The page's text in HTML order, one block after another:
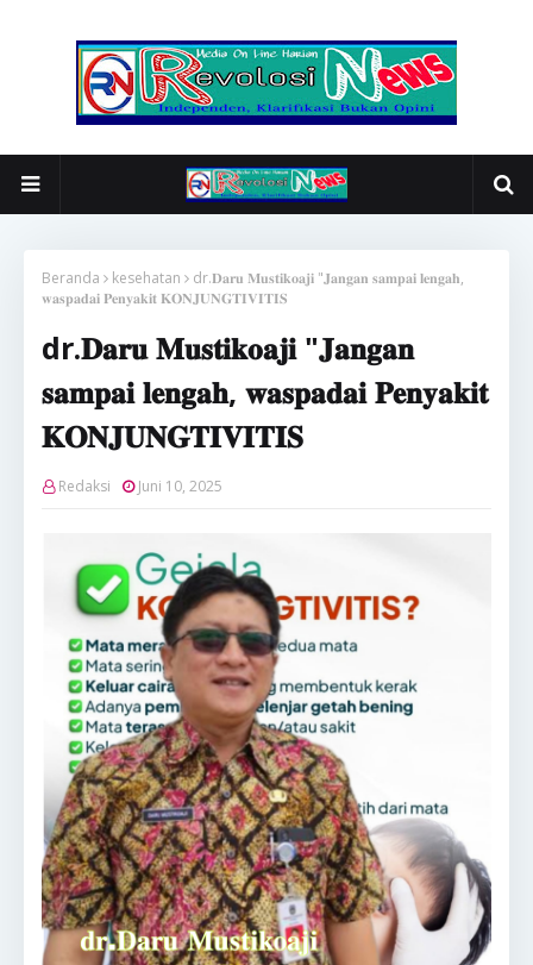
Beranda kesehatan
dr.𝐃𝐚𝐫𝐮 𝐌𝐮𝐬𝐭𝐢𝐤𝐨𝐚𝐣𝐢 "𝐉𝐚𝐧𝐠𝐚𝐧 𝐬𝐚𝐦𝐩𝐚𝐢 𝐥𝐞𝐧𝐠𝐚𝐡,
𝐰𝐚𝐬𝐩𝐚𝐝𝐚𝐢 𝐏𝐞𝐧𝐲𝐚𝐤𝐢𝐭 𝐊𝐎𝐍𝐉𝐔𝐍𝐆𝐓𝐈𝐕𝐈𝐓𝐈𝐒
dr.𝐃𝐚𝐫𝐮 𝐌𝐮𝐬𝐭𝐢𝐤𝐨𝐚𝐣𝐢 "𝐉𝐚𝐧𝐠𝐚𝐧
𝐬𝐚𝐦𝐩𝐚𝐢 𝐥𝐞𝐧𝐠𝐚𝐡, 𝐰𝐚𝐬𝐩𝐚𝐝𝐚𝐢 𝐏𝐞𝐧𝐲𝐚𝐤𝐢𝐭
𝐊𝐎𝐍𝐉𝐔𝐍𝐆𝐓𝐈𝐕𝐈𝐓𝐈𝐒
Redaksi Juni 10, 2025